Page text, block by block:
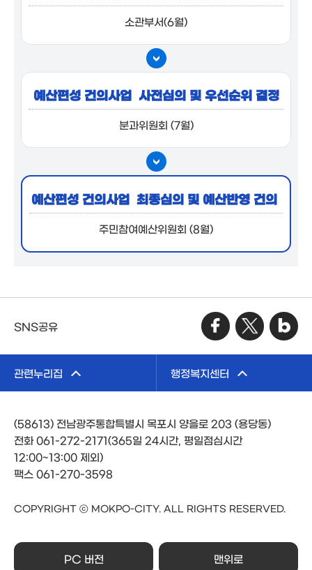
소관부서(6월)
예산편성 건의사업 사전심의 및 우선순위 결정
분과위원회 (7월)
예산편성 건의사업 최종심의 및 예산반영 건의
주민참여예산위원회 (8월)
SNS공유
관련누리집 행정복지센터
(58613) 전남광주통합특별시 목포시 양을로 203 (용당동)
전화 061-272-2171(365일 24시간, 평일점심시간
12:00~13:00 제외)
팩스 061-270-3598
COPYRIGHT ⓒ MOKPO-CITY. ALL RIGHTS RESERVED.
PC 버전 맨위로